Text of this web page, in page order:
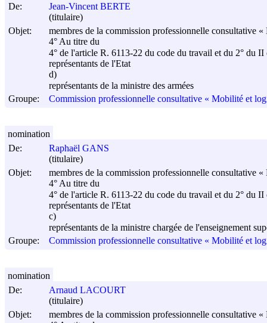
De:
Jean-Vincent BERTE
(titulaire)
Objet:
membres de la commission professionnelle consultative
4° Au titre du
4° de l'article R. 6113-22 du code du travail et du 2° du
représentants de l'Etat
d)
représentants de la ministre des armées
Groupe:
Commission professionnelle consultative « Mobilité et
De:
Raphaël GANS
(titulaire)
Objet:
membres de la commission professionnelle consultative
4° Au titre du
4° de l'article R. 6113-22 du code du travail et du 2° du
représentants de l'Etat
c)
représentants de la ministre chargée de l'enseignement
Groupe:
Commission professionnelle consultative « Mobilité et
nomination
De:
Arnaud LACOURT
(titulaire)
Objet:
membres de la commission professionnelle consultative
nomination